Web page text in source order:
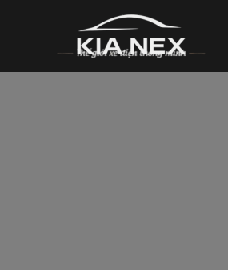
dung